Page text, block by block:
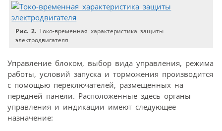
Рис. 2. Токо-временная характеристика защиты
электродвигателя
Управление блоком, выбор вида управления, режима
работы, условий запуска и торможения производится
с помощью переключателей, размещенных на
передней панели. Расположенные здесь органы
управления и индикации имеют следующее
назначение: